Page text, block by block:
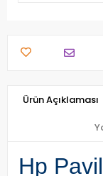
Ürün Açıklaması
Hp